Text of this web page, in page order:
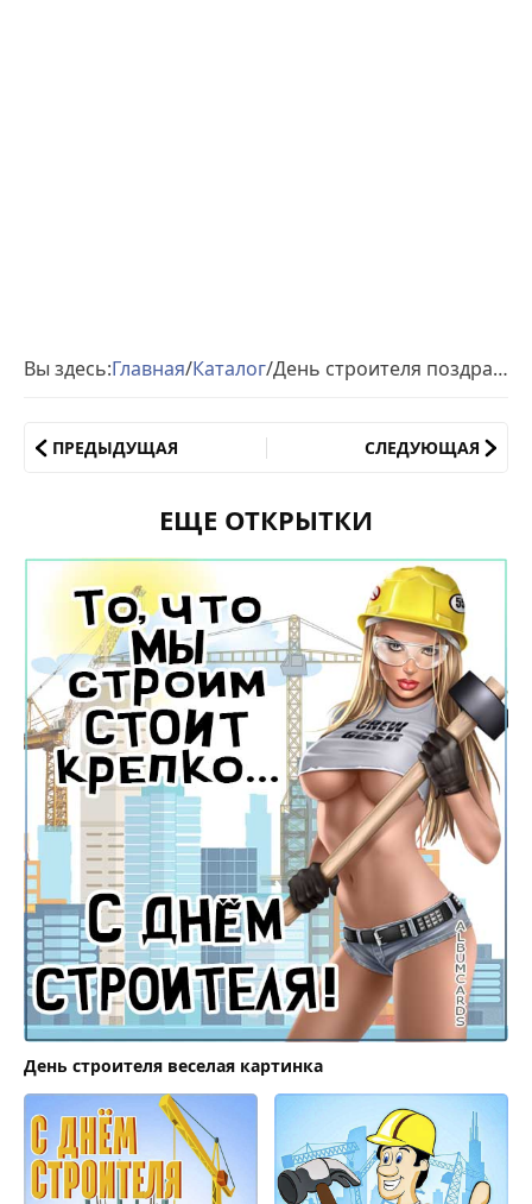
Вы здесь:Главная/Каталог/ День строителя поздравления
ПРЕДЫДУЩАЯ СЛЕДУЮЩАЯ
ЕЩЕ ОТКРЫТКИ
День строителя веселая картинка